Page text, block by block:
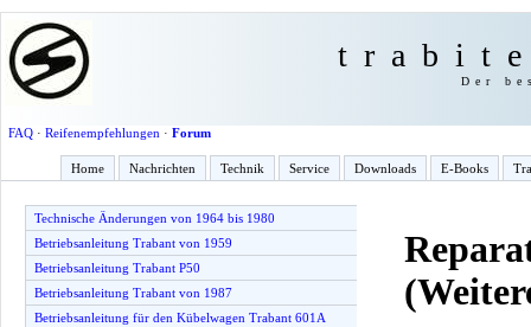
Der
FAQ· Reifenempfehlungen · Forum
Home Nachrichten Technik Service Downloads E-Books
Technische Änderungen von 1964 bis 1980
Betriebsanleitung Trabant von 1959
Betriebsanleitung Trabant P50
Betriebsanleitung Trabant von 1987
Betriebsanleitung für den Kübelwagen Trabant 601A